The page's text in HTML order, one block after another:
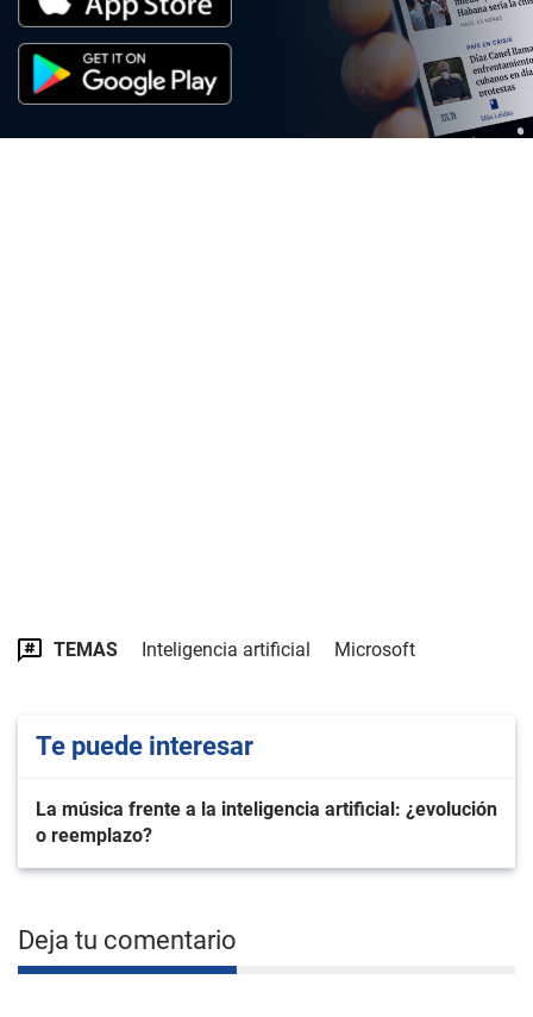
TEMAS Inteligencia artificial Microsoft
Te puede interesar
La música frente a la inteligencia artificial: ¿evolución
o reemplazo?
Deja tu comentario